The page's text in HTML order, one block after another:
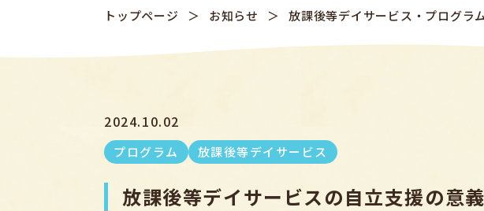
トップページ お知らせ 放課後等デイサービス ・ プログラ
放課後等デイサービスの自立支援の意義
プログラム 放課後等デイサービス
2024.10.02